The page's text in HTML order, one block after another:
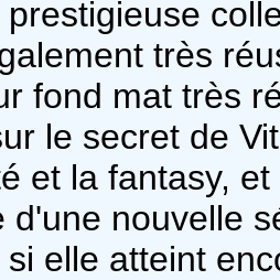
prestigieuse
très
fond mat très
le secret de
et la fantasy,
d'une nouvelle
elle atteint